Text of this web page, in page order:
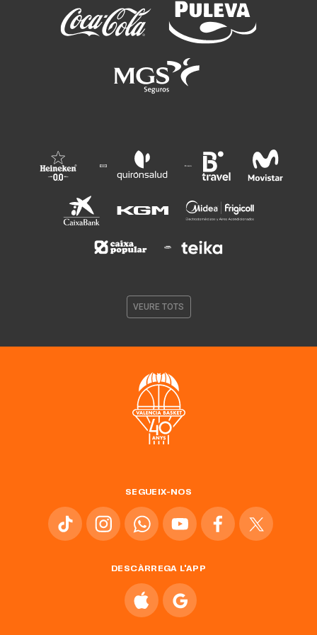
VEURE TOTS
SEGUEIX-NOS
DESCÀRREGA L'APP